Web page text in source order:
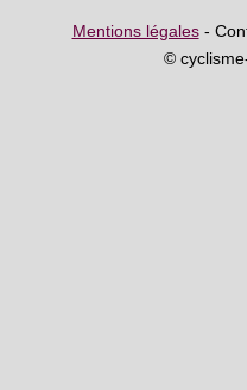
Mentions légales-
©